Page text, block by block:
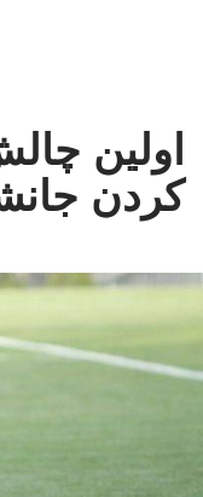
اولین
کردن